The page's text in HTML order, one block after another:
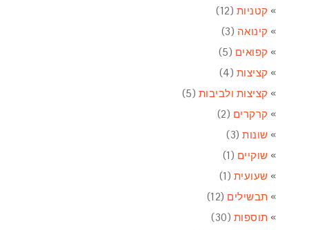
קטניות (12)
קינואה (3)
קפואים (5)
קציצות (4)
קציצות ולביבות (5)
קרקרים (2)
שונות(3)
שוקיים (1)
שעועית (1)
תבשילים (12)
תוספות (30)